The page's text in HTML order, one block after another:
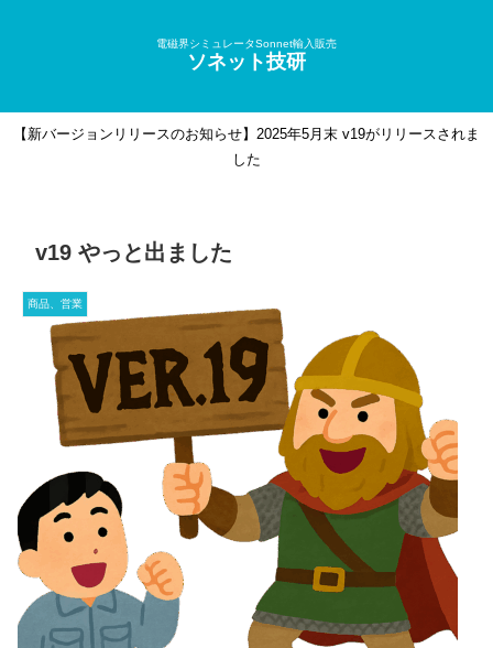
電磁界シミュレータSonnet輸入販売
ソネット技研
【新バージョンリリースのお知らせ】2025年5月末 v19がリリースされま
した
v19 やっと出ました
商品、営業